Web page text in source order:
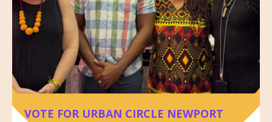
VOTE FOR URBAN CIRCLE NEWPORT